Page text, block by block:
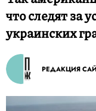
что следят за
украинских
РЕДАКЦИЯ